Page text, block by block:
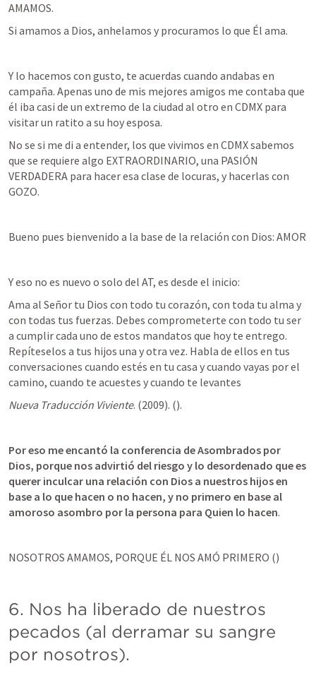
AMAMOS.
Si amamos a Dios, anhelamos y procuramos lo que Él ama.
Y lo hacemos con gusto, te acuerdas cuando andabas en
campaña. Apenas uno de mis mejores amigos me contaba que
él iba casi de un extremo de la ciudad al otro en CDMX para
visitar un ratito a su hoy esposa.
No se si me di a entender, los que vivimos en CDMX sabemos
que se requiere algo EXTRAORDINARIO, una PASIÓN
VERDADERA para hacer esa clase de locuras, y hacerlas con
GOZO.
Bueno pues bienvenido a la base de la relación con Dios: AMOR
Y eso no es nuevo o solo del AT, es desde el inicio:
Ama al Señor tu Dios con todo tu corazón, con toda tu alma y
con todas tus fuerzas. Debes comprometerte con todo tu ser
a cumplir cada uno de estos mandatos que hoy te entrego.
Repíteselos a tus hijos una y otra vez. Habla de ellos en tus
conversaciones cuando estés en tu casa y cuando vayas por el
camino, cuando te acuestes y cuando te levantes
Nueva Traducción Viviente. (2009). ().
Por eso me encantó la conferencia de Asombrados por
Dios, porque nos advirtió del riesgo y lo desordenado que es
querer inculcar una relación con Dios a nuestros hijos en
base a lo que hacen o no hacen, y no primero en base al
amoroso asombro por la persona para Quien lo hacen.
NOSOTROS AMAMOS, PORQUE ÉL NOS AMÓ PRIMERO ()
6. Nos ha liberado de nuestros
pecados (al derramar su sangre
por nosotros).